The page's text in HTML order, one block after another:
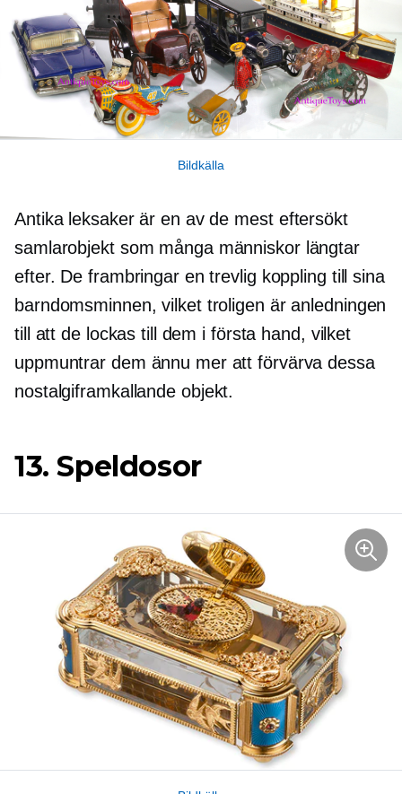
Bildkälla
Antika leksaker är en av de mest eftersökt
samlarobjekt som många människor längtar
efter. De frambringar en trevlig koppling till sina
barndomsminnen, vilket troligen är anledningen
till att de lockas till dem i första hand, vilket
uppmuntrar dem ännu mer att förvärva dessa
nostalgiframkallande objekt.
13. Speldosor